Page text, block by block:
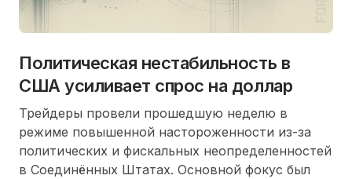
Политическая нестабильность в
США усиливает спрос на доллар
Трейдеры провели прошедшую неделю в
режиме повышенной настороженности из-за
политических и фискальных неопределенностей
в Соединённых Штатах. Основной фокус был